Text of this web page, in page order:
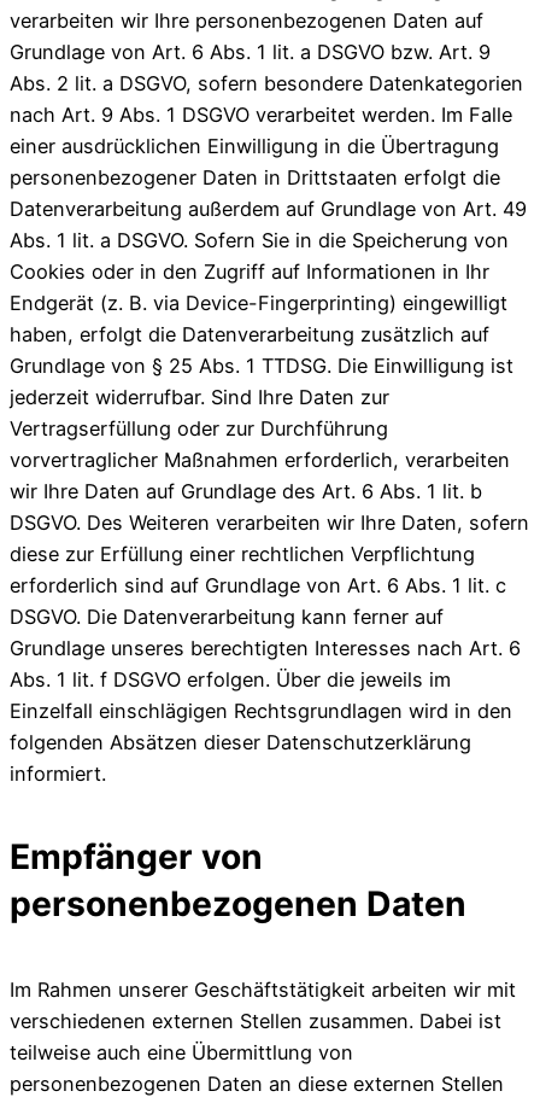
verarbeiten wir Ihre personenbezogenen Daten auf
Grundlage von Art. 6 Abs. 1 lit. a DSGVO bzw. Art. 9
Abs. 2 lit. a DSGVO, sofern besondere Datenkategorien
nach Art. 9 Abs. 1 DSGVO verarbeitet werden. Im Falle
einer ausdrücklichen Einwilligung in die Übertragung
personenbezogener Daten in Drittstaaten erfolgt die
Datenverarbeitung außerdem auf Grundlage von Art. 49
Abs. 1 lit. a DSGVO. Sofern Sie in die Speicherung von
Cookies oder in den Zugriff auf Informationen in Ihr
Endgerät (z. B. via Device-Fingerprinting) eingewilligt
haben, erfolgt die Datenverarbeitung zusätzlich auf
Grundlage von § 25 Abs. 1 TTDSG. Die Einwilligung ist
jederzeit widerrufbar. Sind Ihre Daten zur
Vertragserfüllung oder zur Durchführung
vorvertraglicher Maßnahmen erforderlich, verarbeiten
wir Ihre Daten auf Grundlage des Art. 6 Abs. 1 lit. b
DSGVO. Des Weiteren verarbeiten wir Ihre Daten, sofern
diese zur Erfüllung einer rechtlichen Verpflichtung
erforderlich sind auf Grundlage von Art. 6 Abs. 1 lit. c
DSGVO. Die Datenverarbeitung kann ferner auf
Grundlage unseres berechtigten Interesses nach Art. 6
Abs. 1 lit. f DSGVO erfolgen. Über die jeweils im
Einzelfall einschlägigen Rechtsgrundlagen wird in den
folgenden Absätzen dieser Datenschutzerklärung
informiert.
Empfänger von
personenbezogenen Daten
Im Rahmen unserer Geschäftstätigkeit arbeiten wir mit
verschiedenen externen Stellen zusammen. Dabei ist
teilweise auch eine Übermittlung von
personenbezogenen Daten an diese externen Stellen